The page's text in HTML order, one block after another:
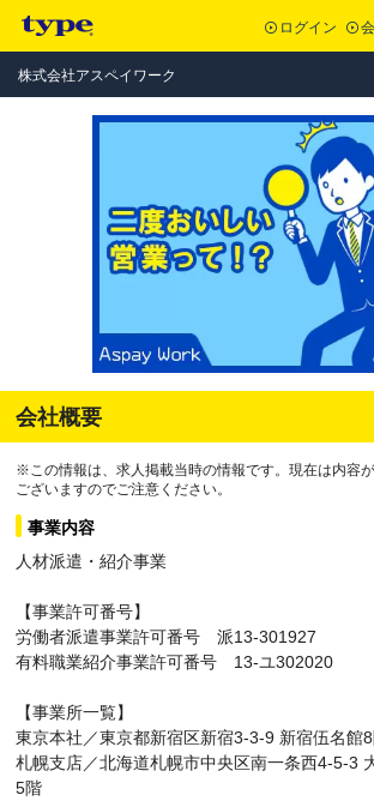
ログイン
株式会社アスペイワーク
会社概要
※この情報は、求人掲載当時の情報です。現在は内容
ございますのでご注意ください。
事業内容
人材派遣・紹介事業
【事業許可番号】
労働者派遣事業許可番号 派13-301927
有料職業紹介事業許可番号 13-ユ302020
【事業所一覧】
東京本社／東京都新宿区新宿3-3-9 新宿伍名館
札幌支店／北海道札幌市中央区南一条西4-5-3
5階